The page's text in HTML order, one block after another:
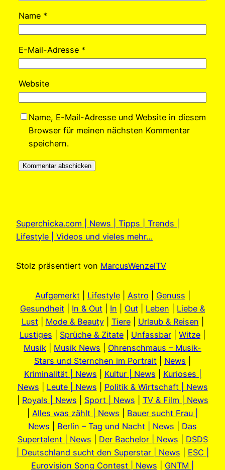
Name *
E-Mail-Adresse *
Website
Name, E-Mail-Adresse und Website in diesem
Browser für meinen nächsten Kommentar
speichern.
Superchicka.com | News | Tipps | Trends |
Lifestyle | Videos und vieles mehr…
Stolz präsentiert von MarcusWenzelTV
Aufgemerkt| Lifestyle| Astro Genuss
Gesundheit
In & Out In Out Leben
Liebe &
Lust| Mode & Beauty| Tiere| Urlaub & Reisen
Lustiges
Sprüche & Zitate Unfassbar Witze
Musik
Musik News
Ohrenschmaus – Musik-
Stars und Sternchen im Portrait
News
Kriminalität | News
Kultur | News
Kurioses |
News
Leute | News
Politik & Wirtschaft | News
Royals | News Sport | News
TV & Film | News
Alles was zählt | News
Bauer sucht Frau |
News
Berlin – Tag und Nacht | News
Das
Supertalent | News
Der Bachelor | News
DSDS
| Deutschland sucht den Superstar | News
ESC |
Eurovision Song Contest | News
GNTM |